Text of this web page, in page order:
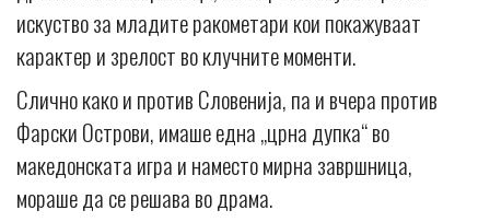
искуство за младите ракометари кои покажуваат
карактер и зрелост во клучните моменти.
Слично како и против Словенија, па и вчера против
Фарски Острови, имаше една „црна дупка“ во
македонската игра и наместо мирна завршница,
мораше да се решава во драма.